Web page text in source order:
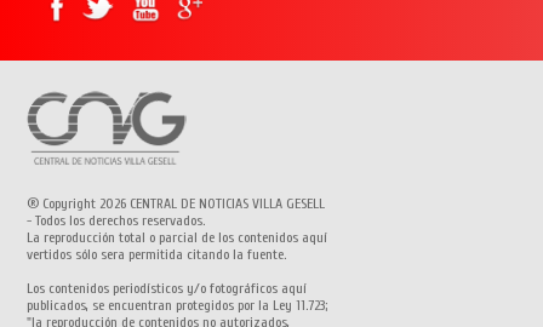
® Copyright 2026 CENTRAL DE NOTICIAS VILLA GESELL
- Todos los derechos reservados.
La reproducción total o parcial de los contenidos aquí
vertidos sólo sera permitida citando la fuente.
Los contenidos periodísticos y/o fotográficos aquí
publicados, se encuentran protegidos por la Ley 11.723;
"la reproducción de contenidos no autorizados,